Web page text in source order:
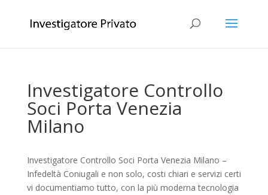
Investigatore Controllo
Soci Porta Venezia
Milano
Investigatore Controllo Soci Porta Venezia Milano –
Infedeltà Coniugali e non solo, costi chiari e servizi certi
vi documentiamo tutto, con la più moderna tecnologia